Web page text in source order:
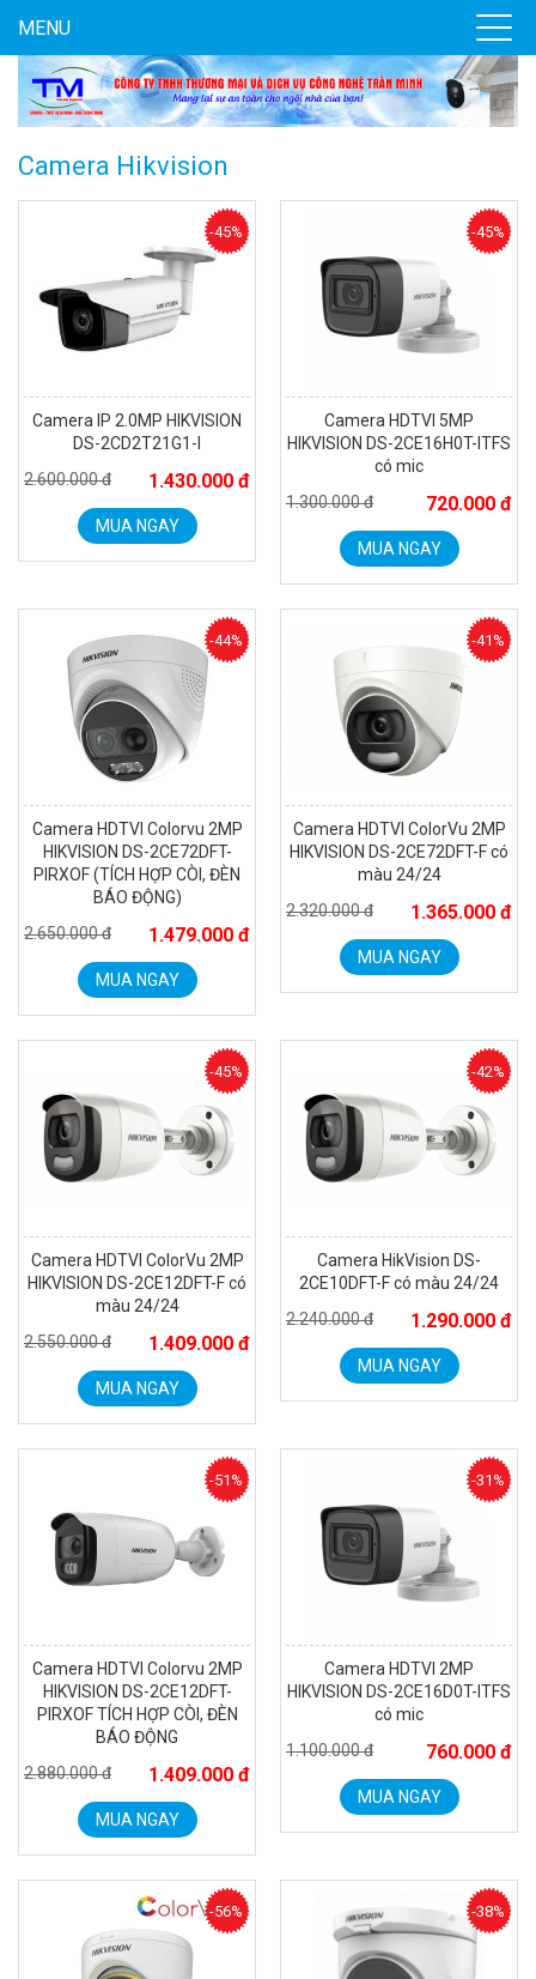
MENU
Camera Hikvision
Camera IP 2.0MP HIKVISION
DS-2CD2T21G1-I
2.600.000 đ
1.430.000 đ
-45%
MUA NGAY
Camera HDTVI 5MP
HIKVISION DS-2CE16H0T-ITFS
có mic
1.300.000 đ
720.000 đ
-45%
MUA NGAY
Camera HDTVI Colorvu 2MP
HIKVISION DS-2CE72DFT-
PIRXOF (TÍCH HỢP CÒI, ĐÈN
BÁO ĐỘNG)
2.650.000 đ
1.479.000 đ
-44%
MUA NGAY
Camera HDTVI ColorVu 2MP
HIKVISION DS-2CE72DFT-F có
màu 24/24
2.320.000 đ
1.365.000 đ
-41%
MUA NGAY
Camera HDTVI ColorVu 2MP
HIKVISION DS-2CE12DFT-F có
màu 24/24
2.550.000 đ
1.409.000 đ
-45%
MUA NGAY
Camera HikVision DS-
2CE10DFT-F có màu 24/24
2.240.000 đ
1.290.000 đ
-42%
MUA NGAY
Camera HDTVI Colorvu 2MP
HIKVISION DS-2CE12DFT-
PIRXOF TÍCH HỢP CÒI, ĐÈN
BÁO ĐỘNG
2.880.000 đ
1.409.000 đ
-51%
MUA NGAY
Camera HDTVI 2MP
HIKVISION DS-2CE16D0T-ITFS
có mic
1.100.000 đ
760.000 đ
-31%
MUA NGAY
-56% -38%
Đèn năng lượng mặt trời tích hợp camera quan sát Akiko
SSO100C
Liên hệ
MUA NGAY